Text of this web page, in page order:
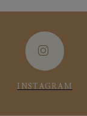
INSTAGRAM